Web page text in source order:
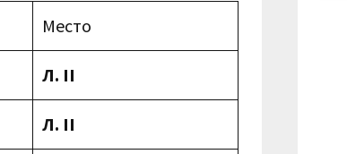
Место
Л. II
Л. II